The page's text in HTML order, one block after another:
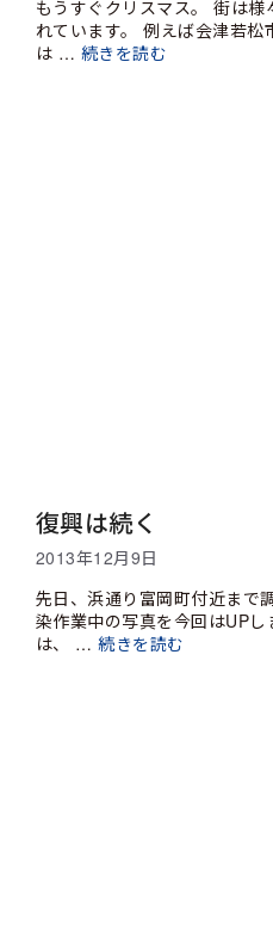
もうすぐクリスマス。 街は
れています。 例えば会津若
は … 続きを読む
復興は続く
2013年12月9日
先日、浜通り富岡町付近まで
染作業中の写真を今回はUP
は、 …続きを読む